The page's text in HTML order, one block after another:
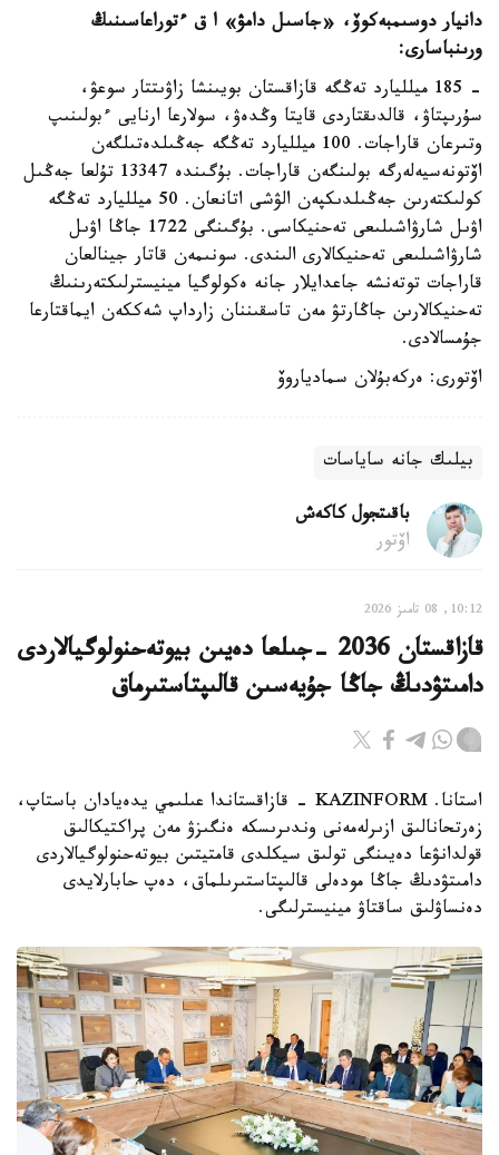
دانيار دوسىمبەكوۆ، «جاسىل دامۋ» ا ق ءتوراعاسىنىڭ
ورىنباسارى:
- 185 ميلليارد تەڭگە قازاقستان بويىنشا زاۋىتتار سوعۋ،
سۇرىپتاۋ، قالدىقتاردى قايتا وڭدەۋ، سولارعا ارنايى ءبولىنىپ
وتىرعان قاراجات. 100 ميلليارد تەڭگە جەڭىلدەتىلگەن
اۆتونەسيەلەرگە بولىنگەن قاراجات. بۇگىندە 13347 تۇلعا جەڭىل
كولىكتەرىن جەڭىلدىكپەن الۋشى اتانعان. 50 ميلليارد تەڭگە
اۋىل شارۋاشىلىعى تەحنيكاسى. بۇگىنگى 1722 جاڭا اۋىل
شارۋاشىلىعى تەحنيكالارى الىندى. سونىمەن قاتار جينالعان
قاراجات توتەنشە جاعدايلار جانە ەكولوگيا مينيسترلىكتەرىنىڭ
تەحنيكالارىن جاڭارتۋ مەن تاسقىننان زارداپ شەككەن ايماقتارعا
جۇمسالادى.
اۆتورى: ەركەبۇلان سمادياروۆ
بيلىك جانە ساياسات
باقىتجول كاكەش
اۆتور
10:12, 08 تامىز 2026
قازاقستان 2036 -جىلعا دەيىن بيوتەحنولوگيالاردى
دامىتۋدىڭ جاڭا جۇيەسىن قالىپتاستىرماق
استانا. KAZINFORM - قازاقستاندا عىلىمي يدەيادان باستاپ،
زەرتحانالىق ازىرلەمەنى وندىرىسكە ەنگىزۋ مەن پراكتيكالىق
قولدانۋعا دەيىنگى تولىق سيكلدى قامتيتىن بيوتەحنولوگيالاردى
دامىتۋدىڭ جاڭا مودەلى قالىپتاستىرىلماق، دەپ حابارلايدى
دەنساۋلىق ساقتاۋ مينيسترلىگى.